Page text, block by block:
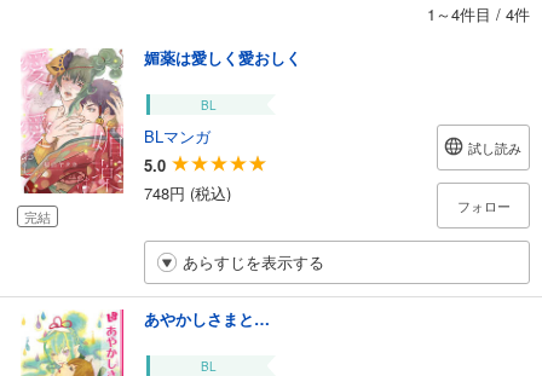
1～4件目 / 4件
完結
媚薬は愛しく愛おしく
BL
BLマンガ
5.0
748円 (税込)
試し読み
フォロー
あらすじを表示する
あやかしさまと…
BL